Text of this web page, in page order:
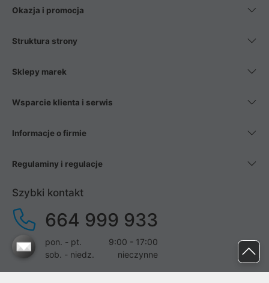
Okazja i promocja
Struktura strony
Sklepy marek
Wsparcie klienta i serwis
Informacje o firmie
Regulaminy i regulacje
Szybki kontakt
664 999 933
pon. - pt.
9:00 - 17:00
sob. - niedz.
nieczynne